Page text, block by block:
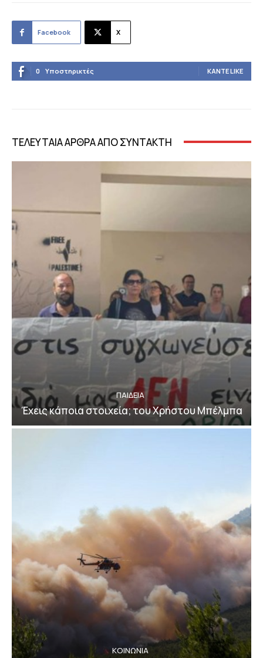
Facebook X
0 Υποστηρικτές ΚΆΝΤΕ LIKE
ΤΕΛΕΥΤΑΙΑ ΑΡΘΡΑ ΑΠΟ ΣΥΝΤΑΚΤΗ
ΠΑΙΔΕΙΑ
Έχεις κάποια στοιχεία; του Χρήστου Μπέλμπα
ΚΟΙΝΩΝΙΑ